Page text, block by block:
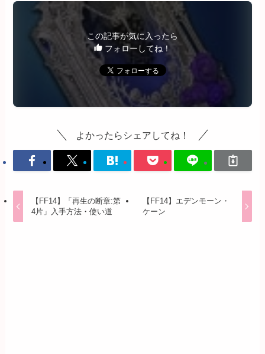
この記事が気に入ったら
フォローしてね！
よかったらシェアしてね！
【FF14】「再生の断章:第
4片」入手方法・使い道
【FF14】エデンモーン・
ケーン